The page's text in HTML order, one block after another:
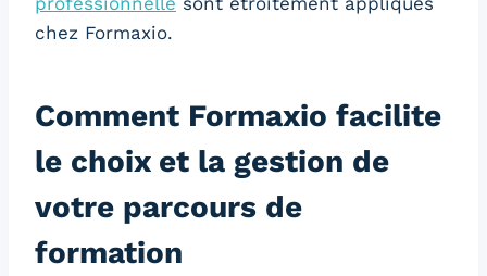
chez Formaxio.
Comment Formaxio facilite
le choix et la gestion de
votre parcours de
formation